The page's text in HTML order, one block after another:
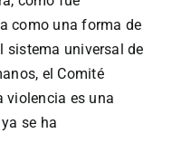
como una forma de
sistema universal de
el Comité
violencia es una
se ha